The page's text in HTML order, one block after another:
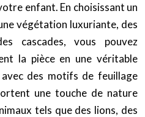
enfant. En choisissant un
végétation luxuriante, des
cascades, vous pouvez
la pièce en une véritable
des motifs de feuillage
une touche de nature
tels que des lions, des